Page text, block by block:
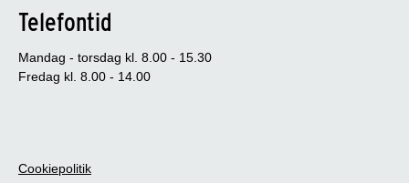
Telefontid
Mandag - torsdag kl. 8.00 - 15.30
Fredag kl. 8.00 - 14.00
Cookiepolitik